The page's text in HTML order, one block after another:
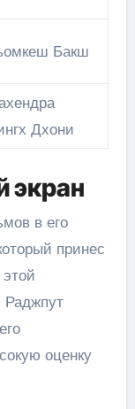
Бакш
Дхони
экран
в его
принес
оценку